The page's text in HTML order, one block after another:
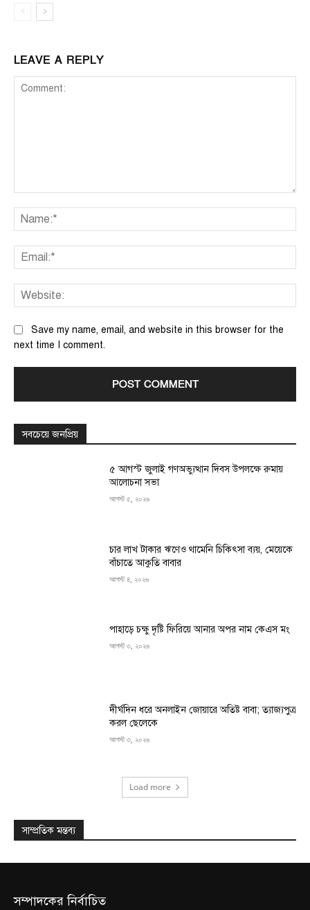
LEAVE A REPLY
Save my name, email, and website in this browser for the
next time I comment.
সবচেয়ে জনপ্রিয়
৫ আগস্ট জুলাই গণঅভ্যুত্থান দিবস উপলক্ষে রুমায়
আলোচনা সভা
আগস্ট ৫, ২০২৬
চার লাখ টাকার ঋণেও থামেনি চিকিৎসা ব্যয়, মেয়েকে
বাঁচাতে আকুতি বাবার
আগস্ট ৪, ২০২৬
পাহাড়ে চক্ষু দৃষ্টি ফিরিয়ে আনার অপর নাম কেএস মং
আগস্ট ৩, ২০২৬
দীর্ঘদিন ধরে অনলাইন জোয়ারে অতিষ্ট বাবা; ত্যাজ্যপুত্র
করল ছেলেকে
আগস্ট ৩, ২০২৬
Load more
সাম্প্রতিক মন্তব্য
সম্পাদকের নির্বাচিত